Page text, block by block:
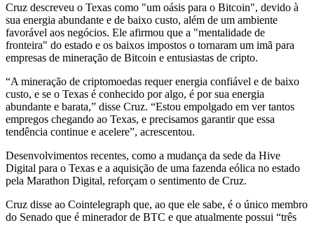
Cruz descreveu o Texas como "um oásis para o Bitcoin", devido à
sua energia abundante e de baixo custo, além de um ambiente
favorável aos negócios. Ele afirmou que a "mentalidade de
fronteira" do estado e os baixos impostos o tornaram um imã para
empresas de mineração de Bitcoin e entusiastas de cripto.
“A mineração de criptomoedas requer energia confiável e de baixo
custo, e se o Texas é conhecido por algo, é por sua energia
abundante e barata,” disse Cruz. “Estou empolgado em ver tantos
empregos chegando ao Texas, e precisamos garantir que essa
tendência continue e acelere”, acrescentou.
Desenvolvimentos recentes, como a mudança da sede da Hive
Digital para o Texas e a aquisição de uma fazenda eólica no estado
pela Marathon Digital, reforçam o sentimento de Cruz.
Cruz disse ao Cointelegraph que, ao que ele sabe, é o único membro
do Senado que é minerador de BTC e que atualmente possui “três